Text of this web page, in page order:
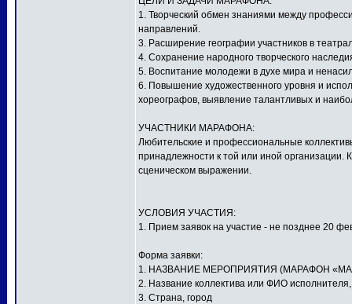
1. Творческий обмен знаниями между
направлений.
3. Расширение географии участников в
4. Сохранение народного творческого
5. Воспитание молодежи в духе мира и
6. Повышение художественного уровня и
хореографов, выявление талантливых и
УЧАСТНИКИ МАРАФОНА:
Любительские и профессиональные
принадлежности к той или иной организации.
сценическом выражении.
УСЛОВИЯ УЧАСТИЯ:
1. Прием заявок на участие - не позднее 20
Форма заявки:
1. НАЗВАНИЕ МЕРОПРИЯТИЯ (МАРАФОН
2. Название коллектива или ФИО
3. Страна, город